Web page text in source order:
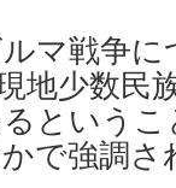
マ戦争に
地少数民
という
で強調さ